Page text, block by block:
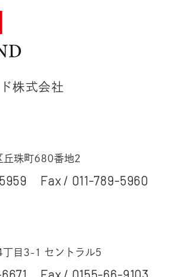
株式会社
丘珠町680番地2
Fax / 011-789-5960
目3-1 セントラル5